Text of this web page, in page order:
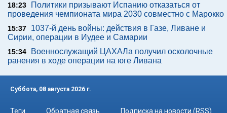
18:23
Политики призывают Испанию отказаться от
проведения чемпионата мира 2030 совместно с Марокко
15:37
1037-й день войны: действия в Газе, Ливане и
Сирии, операции в Иудее и Самарии
15:34
Военнослужащий ЦАХАЛа получил осколочные
ранения в ходе операции на юге Ливана
Суббота, 08 августа 2026 г.
Теги Обратная связь Подписка на новости (RSS)